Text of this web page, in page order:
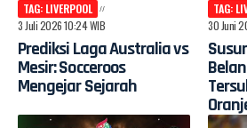
TAG: LIVERPOOL
3 Juli 2026 10:24 WIB
Prediksi Laga Australia vs
Mesir: Socceroos
Mengejar Sejarah
TAG:
30 Juni